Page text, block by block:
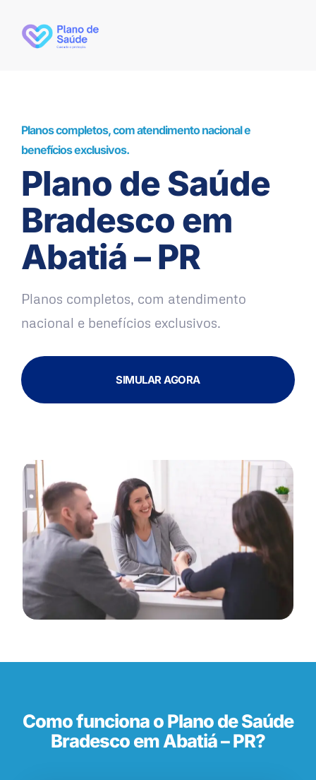
Planos completos, com atendimento nacional e
benefícios exclusivos.
Plano de Saúde
Bradesco em
Abatiá – PR
Planos completos, com atendimento
nacional e benefícios exclusivos.
SIMULAR AGORA
Como funciona o Plano de Saúde
Bradesco em Abatiá – PR?